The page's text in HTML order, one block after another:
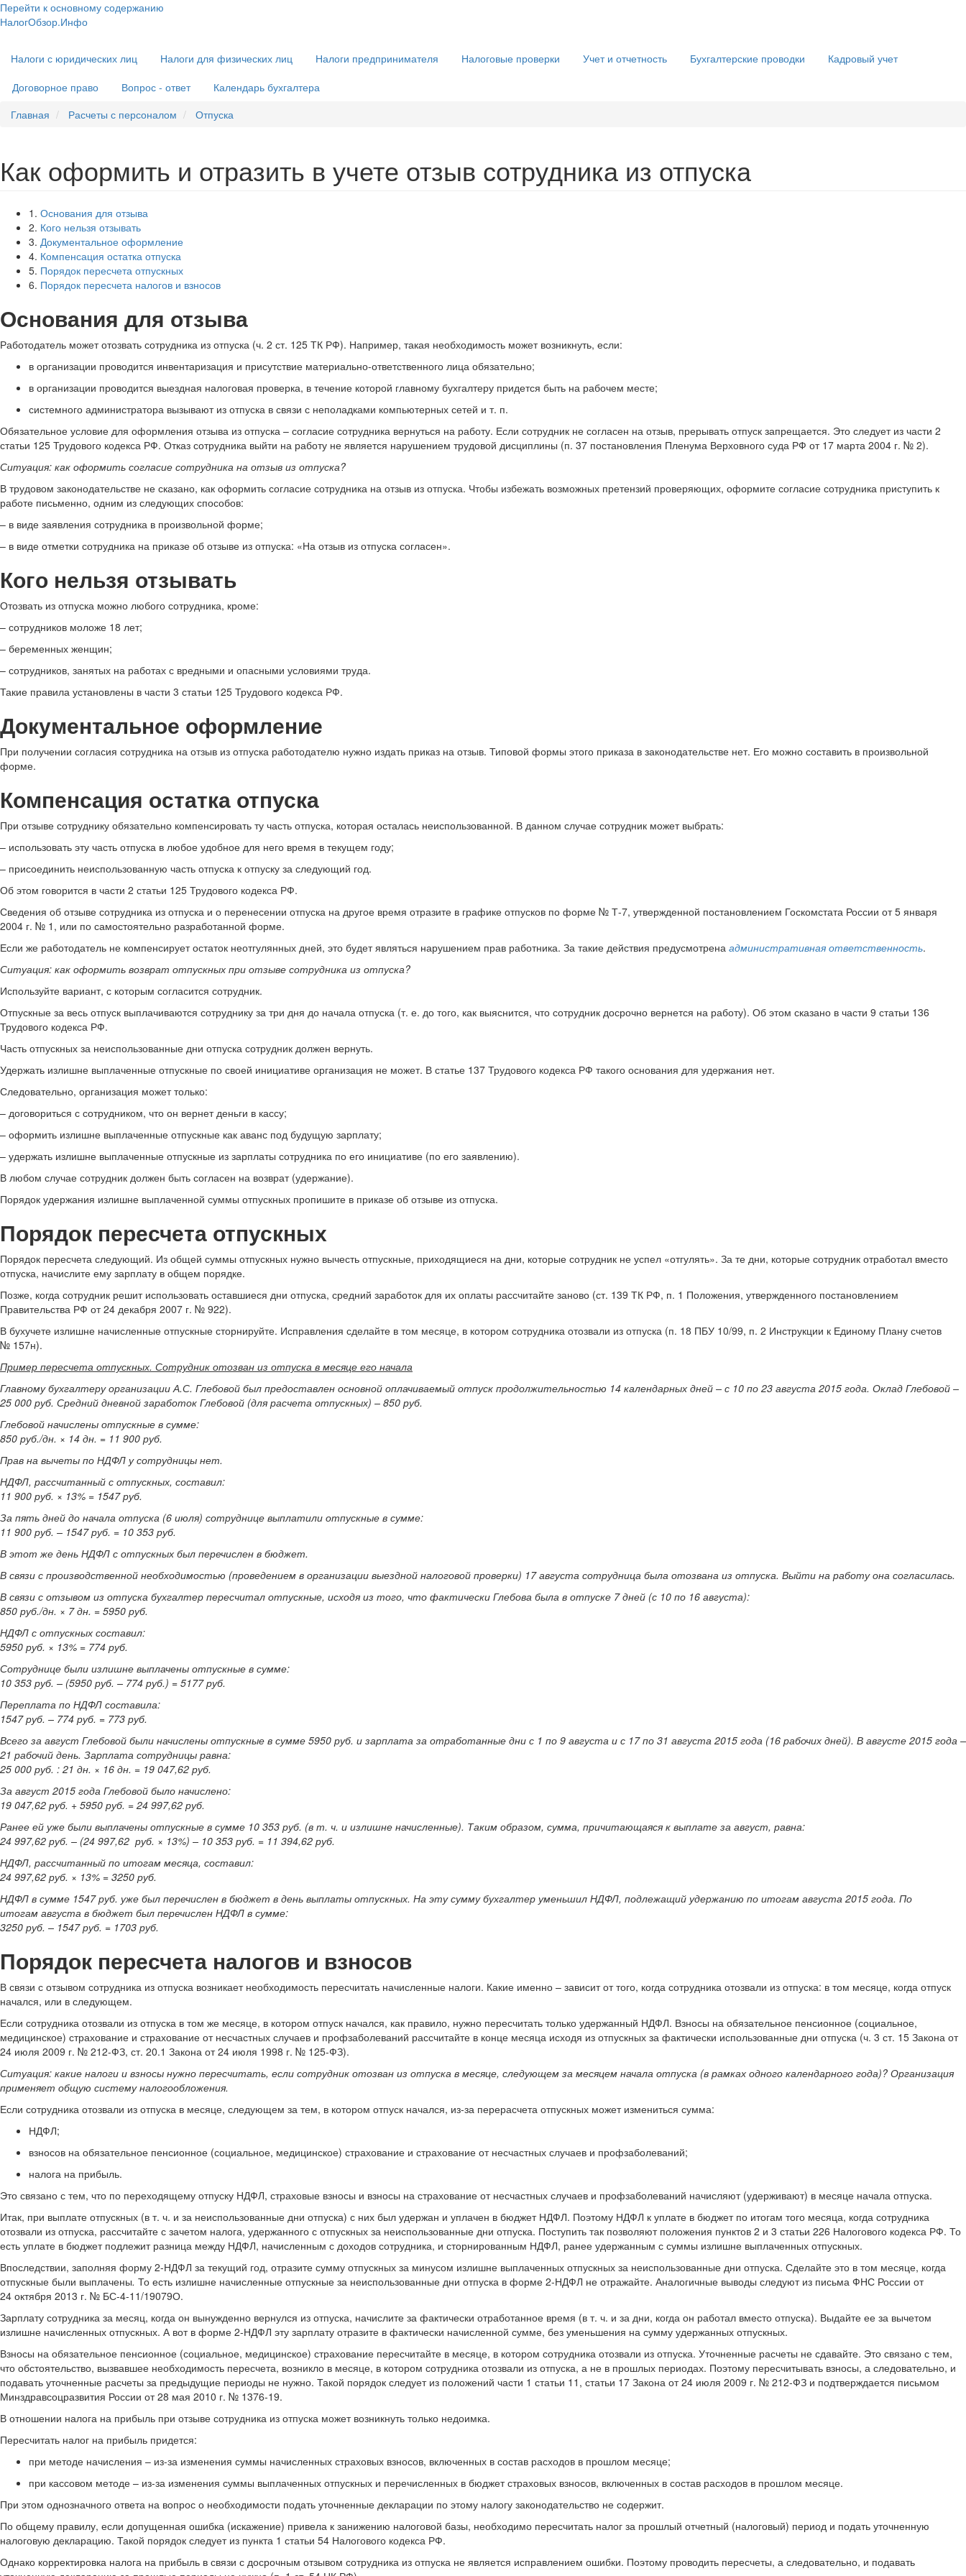
Перейти к основному содержанию
НалогОбзор.Инфо
навигация
Налоги с юридических лиц Налоги для физических лиц Налоги предпринимателя Налоговые проверки Учет и отчетность Бухгалтерские проводки
Кадровый учет
Договорное право
Вопрос - ответ
Календарь бухгалтера
Главная
Расчеты с персоналом Отпуска
Как оформить и отразить в учете отзыв сотрудника из отпуска
1. Основания для отзыва
2. Кого нельзя отзывать
3. Документальное оформление
4. Компенсация остатка отпуска
5. Порядок пересчета отпускных
6. Порядок пересчета налогов и взносов
Основания для отзыва
Работодатель может отозвать сотрудника из отпуска (ч. 2 ст. 125 ТК РФ). Например, такая необходимость может возникнуть, если:
в организации проводится инвентаризация и присутствие материально-ответственного лица обязательно;
в организации проводится выездная налоговая проверка, в течение которой главному бухгалтеру придется быть на рабочем месте;
системного администратора вызывают из отпуска в связи с неполадками компьютерных сетей и т. п.
Обязательное условие для оформления отзыва из отпуска – согласие сотрудника вернуться на работу. Если сотрудник не согласен на отзыв, прерывать отпуск запрещается. Это следует из части 2
статьи 125 Трудового кодекса РФ. Отказ сотрудника выйти на работу не является нарушением трудовой дисциплины (п. 37 постановления Пленума Верховного суда РФ от 17 марта 2004 г. № 2).
Ситуация: как оформить согласие сотрудника на отзыв из отпуска?
В трудовом законодательстве не сказано, как оформить согласие сотрудника на отзыв из отпуска. Чтобы избежать возможных претензий проверяющих, оформите согласие сотрудника приступить к
работе письменно, одним из следующих способов:
– в виде заявления сотрудника в произвольной форме;
– в виде отметки сотрудника на приказе об отзыве из отпуска: «На отзыв из отпуска согласен».
Кого нельзя отзывать
Отозвать из отпуска можно любого сотрудника, кроме:
– сотрудников моложе 18 лет;
– беременных женщин;
– сотрудников, занятых на работах с вредными и опасными условиями труда.
Такие правила установлены в части 3 статьи 125 Трудового кодекса РФ.
Документальное оформление
При получении согласия сотрудника на отзыв из отпуска работодателю нужно издать приказ на отзыв. Типовой формы этого приказа в законодательстве нет. Его можно составить в произвольной
форме.
Компенсация остатка отпуска
При отзыве сотруднику обязательно компенсировать ту часть отпуска, которая осталась неиспользованной. В данном случае сотрудник может выбрать:
– использовать эту часть отпуска в любое удобное для него время в текущем году;
– присоединить неиспользованную часть отпуска к отпуску за следующий год.
Об этом говорится в части 2 статьи 125 Трудового кодекса РФ.
Сведения об отзыве сотрудника из отпуска и о перенесении отпуска на другое время отразите в графике отпусков по форме № Т-7, утвержденной постановлением Госкомстата России от 5 января
2004 г. № 1, или по самостоятельно разработанной форме.
Если же работодатель не компенсирует остаток неотгулянных дней, это будет являться нарушением прав работника. За такие действия предусмотрена административная ответственность.
Ситуация: как оформить возврат отпускных при отзыве сотрудника из отпуска?
Используйте вариант, с которым согласится сотрудник.
Отпускные за весь отпуск выплачиваются сотруднику за три дня до начала отпуска (т. е. до того, как выяснится, что сотрудник досрочно вернется на работу). Об этом сказано в части 9 статьи 136
Трудового кодекса РФ.
Часть отпускных за неиспользованные дни отпуска сотрудник должен вернуть.
Удержать излишне выплаченные отпускные по своей инициативе организация не может. В статье 137 Трудового кодекса РФ такого основания для удержания нет.
Следовательно, организация может только:
– договориться с сотрудником, что он вернет деньги в кассу;
– оформить излишне выплаченные отпускные как аванс под будущую зарплату;
– удержать излишне выплаченные отпускные из зарплаты сотрудника по его инициативе (по его заявлению).
В любом случае сотрудник должен быть согласен на возврат (удержание).
Порядок удержания излишне выплаченной суммы отпускных пропишите в приказе об отзыве из отпуска.
Порядок пересчета отпускных
Порядок пересчета следующий. Из общей суммы отпускных нужно вычесть отпускные, приходящиеся на дни, которые сотрудник не успел «отгулять». За те дни, которые сотрудник отработал вместо
отпуска, начислите ему зарплату в общем порядке.
Позже, когда сотрудник решит использовать оставшиеся дни отпуска, средний заработок для их оплаты рассчитайте заново (ст. 139 ТК РФ, п. 1 Положения, утвержденного постановлением
Правительства РФ от 24 декабря 2007 г. № 922).
В бухучете излишне начисленные отпускные сторнируйте. Исправления сделайте в том месяце, в котором сотрудника отозвали из отпуска (п. 18 ПБУ 10/99, п. 2 Инструкции к Единому Плану счетов
№ 157н).
Пример пересчета отпускных. Сотрудник отозван из отпуска в месяце его начала
Главному бухгалтеру организации А.С. Глебовой был предоставлен основной оплачиваемый отпуск продолжительностью 14 календарных дней – с 10 по 23 августа 2015 года. Оклад Глебовой –
25 000 руб. Средний дневной заработок Глебовой (для расчета отпускных) – 850 руб.
Глебовой начислены отпускные в сумме:
850 руб./дн. × 14 дн. = 11 900 руб.
Прав на вычеты по НДФЛ у сотрудницы нет.
НДФЛ, рассчитанный с отпускных, составил:
11 900 руб. × 13% = 1547 руб.
За пять дней до начала отпуска (6 июля) сотруднице выплатили отпускные в сумме:
11 900 руб. – 1547 руб. = 10 353 руб.
В этот же день НДФЛ с отпускных был перечислен в бюджет.
В связи с производственной необходимостью (проведением в организации выездной налоговой проверки) 17 августа сотрудница была отозвана из отпуска. Выйти на работу она согласилась.
В связи с отзывом из отпуска бухгалтер пересчитал отпускные, исходя из того, что фактически Глебова была в отпуске 7 дней (с 10 по 16 августа):
850 руб./дн. × 7 дн. = 5950 руб.
НДФЛ с отпускных составил:
5950 руб. × 13% = 774 руб.
Сотруднице были излишне выплачены отпускные в сумме:
10 353 руб. – (5950 руб. – 774 руб.) = 5177 руб.
Переплата по НДФЛ составила:
1547 руб. – 774 руб. = 773 руб.
Всего за август Глебовой были начислены отпускные в сумме 5950 руб. и зарплата за отработанные дни с 1 по 9 августа и с 17 по 31 августа 2015 года (16 рабочих дней). В августе 2015 года –
21 рабочий день. Зарплата сотрудницы равна:
25 000 руб. : 21 дн. × 16 дн. = 19 047,62 руб.
За август 2015 года Глебовой было начислено:
19 047,62 руб. + 5950 руб. = 24 997,62 руб.
Ранее ей уже были выплачены отпускные в сумме 10 353 руб. (в т. ч. и излишне начисленные). Таким образом, сумма, причитающаяся к выплате за август, равна:
24 997,62 руб. – (24 997,62 руб. × 13%) – 10 353 руб. = 11 394,62 руб.
НДФЛ, рассчитанный по итогам месяца, составил:
24 997,62 руб. × 13% = 3250 руб.
НДФЛ в сумме 1547 руб. уже был перечислен в бюджет в день выплаты отпускных. На эту сумму бухгалтер уменьшил НДФЛ, подлежащий удержанию по итогам августа 2015 года. По
итогам августа в бюджет был перечислен НДФЛ в сумме:
3250 руб. – 1547 руб. = 1703 руб.
Порядок пересчета налогов и взносов
В связи с отзывом сотрудника из отпуска возникает необходимость пересчитать начисленные налоги. Какие именно – зависит от того, когда сотрудника отозвали из отпуска: в том месяце, когда отпуск
начался, или в следующем.
Если сотрудника отозвали из отпуска в том же месяце, в котором отпуск начался, как правило, нужно пересчитать только удержанный НДФЛ. Взносы на обязательное пенсионное (социальное,
медицинское) страхование и страхование от несчастных случаев и профзаболеваний рассчитайте в конце месяца исходя из отпускных за фактически использованные дни отпуска (ч. 3 ст. 15 Закона от
24 июля 2009 г. № 212-ФЗ, ст. 20.1 Закона от 24 июля 1998 г. № 125-ФЗ).
Ситуация: какие налоги и взносы нужно пересчитать, если сотрудник отозван из отпуска в месяце, следующем за месяцем начала отпуска (в рамках одного календарного года)? Организация
применяет общую систему налогообложения.
Если сотрудника отозвали из отпуска в месяце, следующем за тем, в котором отпуск начался, из-за перерасчета отпускных может измениться сумма:
НДФЛ;
взносов на обязательное пенсионное (социальное, медицинское) страхование и страхование от несчастных случаев и профзаболеваний;
налога на прибыль.
Это связано с тем, что по переходящему отпуску НДФЛ, страховые взносы и взносы на страхование от несчастных случаев и профзаболеваний начисляют (удерживают) в месяце начала отпуска.
Итак, при выплате отпускных (в т. ч. и за неиспользованные дни отпуска) с них был удержан и уплачен в бюджет НДФЛ. Поэтому НДФЛ к уплате в бюджет по итогам того месяца, когда сотрудника
отозвали из отпуска, рассчитайте с зачетом налога, удержанного с отпускных за неиспользованные дни отпуска. Поступить так позволяют положения пунктов 2 и 3 статьи 226 Налогового кодекса РФ. То
есть уплате в бюджет подлежит разница между НДФЛ, начисленным с доходов сотрудника, и сторнированным НДФЛ, ранее удержанным с суммы излишне выплаченных отпускных.
Впоследствии, заполняя форму 2-НДФЛ за текущий год, отразите сумму отпускных за минусом излишне выплаченных отпускных за неиспользованные дни отпуска. Сделайте это в том месяце, когда
отпускные были выплачены. То есть излишне начисленные отпускные за неиспользованные дни отпуска в форме 2-НДФЛ не отражайте. Аналогичные выводы следуют из письма ФНС России от
24 октября 2013 г. № БС-4-11/19079О.
Зарплату сотрудника за месяц, когда он вынужденно вернулся из отпуска, начислите за фактически отработанное время (в т. ч. и за дни, когда он работал вместо отпуска). Выдайте ее за вычетом
излишне начисленных отпускных. А вот в форме 2-НДФЛ эту зарплату отразите в фактически начисленной сумме, без уменьшения на сумму удержанных отпускных.
Взносы на обязательное пенсионное (социальное, медицинское) страхование пересчитайте в месяце, в котором сотрудника отозвали из отпуска. Уточненные расчеты не сдавайте. Это связано с тем,
что обстоятельство, вызвавшее необходимость пересчета, возникло в месяце, в котором сотрудника отозвали из отпуска, а не в прошлых периодах. Поэтому пересчитывать взносы, а следовательно, и
подавать уточненные расчеты за предыдущие периоды не нужно. Такой порядок следует из положений части 1 статьи 11, статьи 17 Закона от 24 июля 2009 г. № 212-ФЗ и подтверждается письмом
Минздравсоцразвития России от 28 мая 2010 г. № 1376-19.
В отношении налога на прибыль при отзыве сотрудника из отпуска может возникнуть только недоимка.
Пересчитать налог на прибыль придется:
при методе начисления – из-за изменения суммы начисленных страховых взносов, включенных в состав расходов в прошлом месяце;
при кассовом методе – из-за изменения суммы выплаченных отпускных и перечисленных в бюджет страховых взносов, включенных в состав расходов в прошлом месяце.
При этом однозначного ответа на вопрос о необходимости подать уточненные декларации по этому налогу законодательство не содержит.
По общему правилу, если допущенная ошибка (искажение) привела к занижению налоговой базы, необходимо пересчитать налог за прошлый отчетный (налоговый) период и подать уточненную
налоговую декларацию. Такой порядок следует из пункта 1 статьи 54 Налогового кодекса РФ.
Однако корректировка налога на прибыль в связи с досрочным отзывом сотрудника из отпуска не является исправлением ошибки. Поэтому проводить пересчеты, а следовательно, и подавать